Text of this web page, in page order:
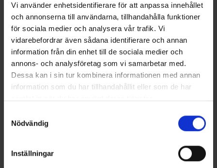
Vi använder enhetsidentifierare för att anpassa innehållet
och annonserna till användarna, tillhandahålla funktioner
för sociala medier och analysera vår trafik. Vi
vidarebefordrar även sådana identifierare och annan
information från din enhet till de sociala medier och
annons- och analysföretag som vi samarbetar med.
Dessa kan i sin tur kombinera informationen med annan
information som du har tillhandahållit eller som de har
Nödvändig
Inställningar
Bewertungen
Sie benötigen vielleicht auch